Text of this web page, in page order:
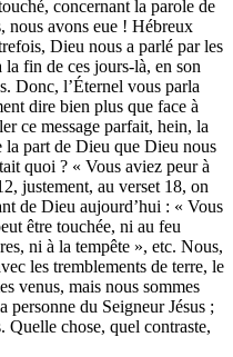
concernant la parole de
nous avons eue ! Hébreux
Dieu nous a parlé par les
fin de ces jours-là, en son
Donc, l’Éternel vous parla
dire bien plus que face à
ce message parfait, hein, la
la part de Dieu que Dieu nous
quoi ? « Vous aviez peur à
justement, au verset 18, on
de Dieu aujourd’hui : « Vous
être touchée, ni au feu
ni à la tempête », etc. Nous,
les tremblements de terre, le
venus, mais nous sommes
personne du Seigneur Jésus ;
Quelle chose, quel contraste,